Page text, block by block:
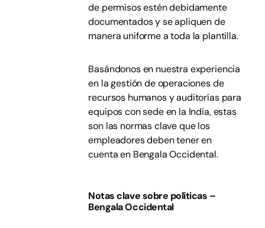
de permisos estén debidamente
documentados y se apliquen de
manera uniforme a toda la plantilla.
Basándonos en nuestra experiencia
en la gestión de operaciones de
recursos humanos y auditorías para
equipos con sede en la India, estas
son las normas clave que los
empleadores deben tener en
cuenta en Bengala Occidental.
Notas clave sobre políticas –
Bengala Occidental